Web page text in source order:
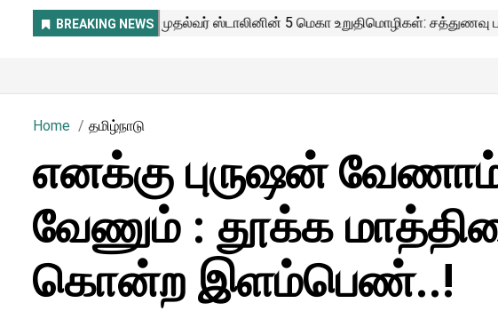
Home தமிழ்நாடு
எனக்கு புருஷன்
வேணும் : தூக்க
கொன்ற இளம்பெண்..!